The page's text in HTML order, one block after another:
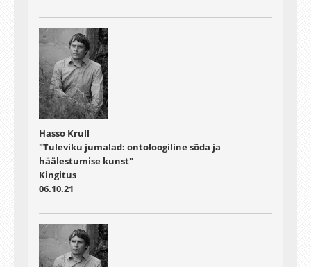
Hasso Krull
"Tuleviku jumalad: ontoloogiline sõda ja
häälestumise kunst"
Kingitus
06.10.21